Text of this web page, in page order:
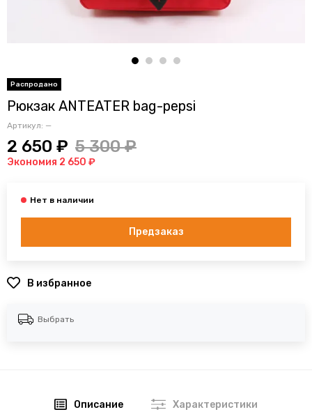
Рюкзак ANTEATER bag-pepsi
Артикул: —
2 650 ₽ 5 300 ₽
Экономия 2 650 ₽
Предзаказ
В избранное
Выбрать
Описание Характеристики